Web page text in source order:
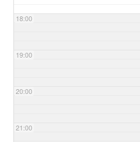
18:00
19:00
20:00
21:00